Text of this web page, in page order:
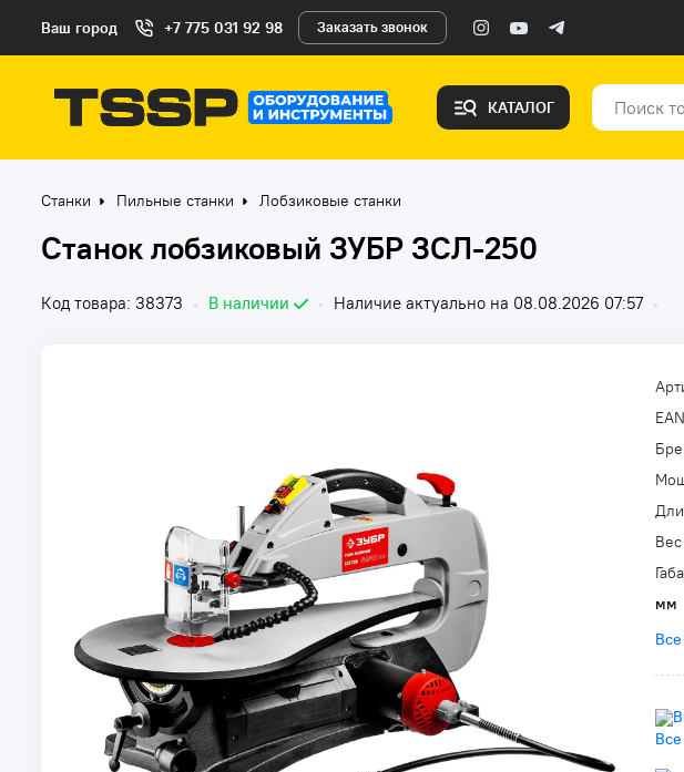
Ваш город +7 775 031 92 98 Заказать звонок
КАТАЛОГ
Станки Пильные станки Лобзиковые станки
Станок лобзиковый ЗУБР ЗСЛ-250
Код товара: 38373 • В наличии • Наличие актуально на 08.08.2026 07:57 •
мм